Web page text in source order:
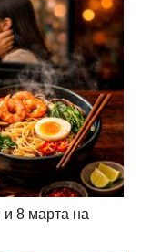
и 8 марта на